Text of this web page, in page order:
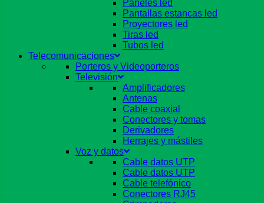
Paneles led
Pantallas estancas led
Proyectores led
Tiras led
Tubos led
Telecomunicaciones
Porteros y Videoporteros
Televisión
Amplificadores
Antenas
Cable coaxial
Conectores y tomas
Derivadores
Herrajes y mástiles
Voz y datos
Cable datos UTP
Cable datos UTP
Cable telefónico
Conectores RJ45